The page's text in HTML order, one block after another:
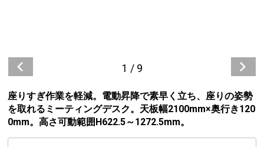
1 / 9
座りすぎ作業を軽減。電動昇降で素早く立ち、座りの姿勢
を取れるミーティングデスク。天板幅2100mm×奥行き120
0mm。高さ可動範囲H622.5～1272.5mm。